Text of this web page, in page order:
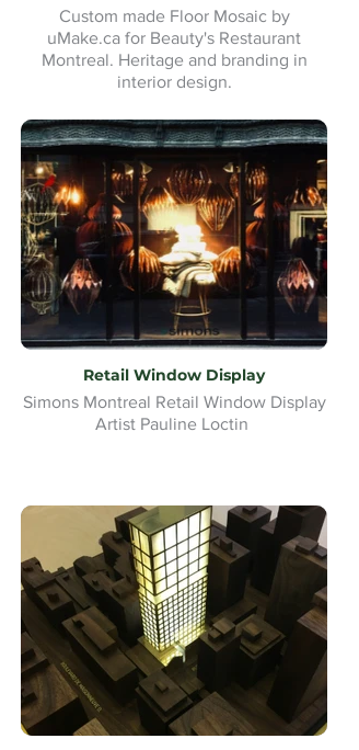
Custom made Floor Mosaic by
uMake.ca for Beauty's Restaurant
Montreal. Heritage and branding in
interior design.
Retail Window Display
Simons Montreal Retail Window Display
Artist Pauline Loctin